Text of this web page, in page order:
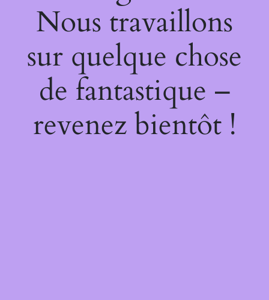
Nous travaillons
sur quelque chose
de fantastique –
revenez bientôt !